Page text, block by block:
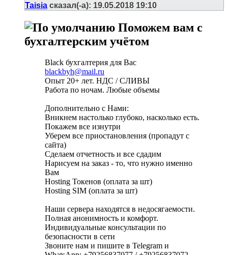
Taisia сказал(-а): 19.05.2018 19:10
Поможем вам с
бухгалтерским учётом
Black бухгалтерия для Вас
blackbyh@mail.ru
Опыт 20+ лет. НДС / СЛИВЫ
Работа по ночам. Любые объемы
Дополнительно с Нами:
Вникнем настолько глубоко, насколько есть.
Покажем все изнутри
Уберем все приостановления (пропадут с
сайта)
Сделаем отчетность и все сдадим
Нарисуем на заказ - то, что нужно именно
Вам
Hosting Токенов (оплата за шт)
Hosting SIM (оплата за шт)
Наши сервера находятся в недосягаемости.
Полная анонимность и комфорт.
Индивидуальные консультации по
безопасности в сети
Звоните нам и пишите в Telegram и